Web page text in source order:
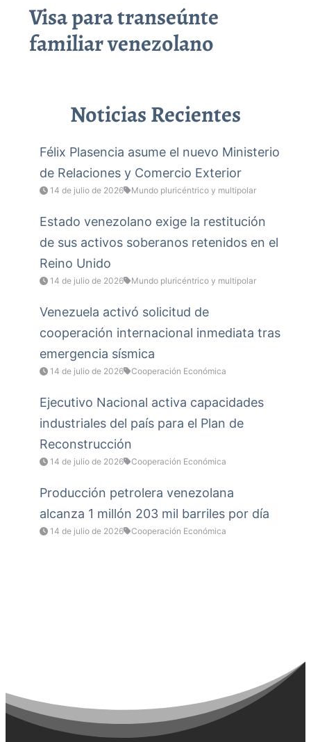
Visa para transeúnte
familiar venezolano
Noticias Recientes
Félix Plasencia asume el nuevo Ministerio
de Relaciones y Comercio Exterior
14 de julio de 2026 Mundo pluricéntrico y multipolar
Estado venezolano exige la restitución
de sus activos soberanos retenidos en el
Reino Unido
14 de julio de 2026 Mundo pluricéntrico y multipolar
Venezuela activó solicitud de
cooperación internacional inmediata tras
emergencia sísmica
14 de julio de 2026 Cooperación Económica
Ejecutivo Nacional activa capacidades
industriales del país para el Plan de
Reconstrucción
14 de julio de 2026 Cooperación Económica
Producción petrolera venezolana
alcanza 1 millón 203 mil barriles por día
14 de julio de 2026 Cooperación Económica